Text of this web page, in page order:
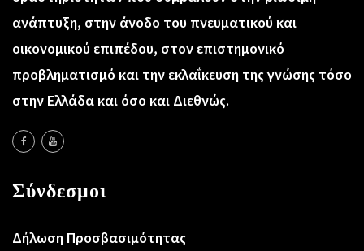
ανάπτυξη, στην άνοδο του πνευματικού και
οικονομικού επιπέδου, στον επιστημονικό
προβληματισμό και την εκλαΐκευση της γνώσης τόσο
στην Ελλάδα και όσο και Διεθνώς.
Σύνδεσμοι
Δήλωση Προσβασιμότητας